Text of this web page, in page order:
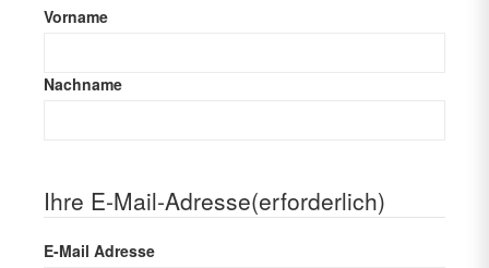
Vorname
Nachname
Ihre E-Mail-Adresse(erforderlich)
E-Mail Adresse